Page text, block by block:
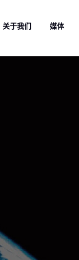
关于我们 媒体